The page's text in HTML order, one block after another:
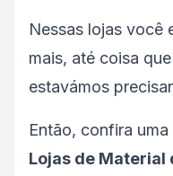
Nessas lojas você
mais, até coisa
estavámos
Então, confira
Lojas de Material